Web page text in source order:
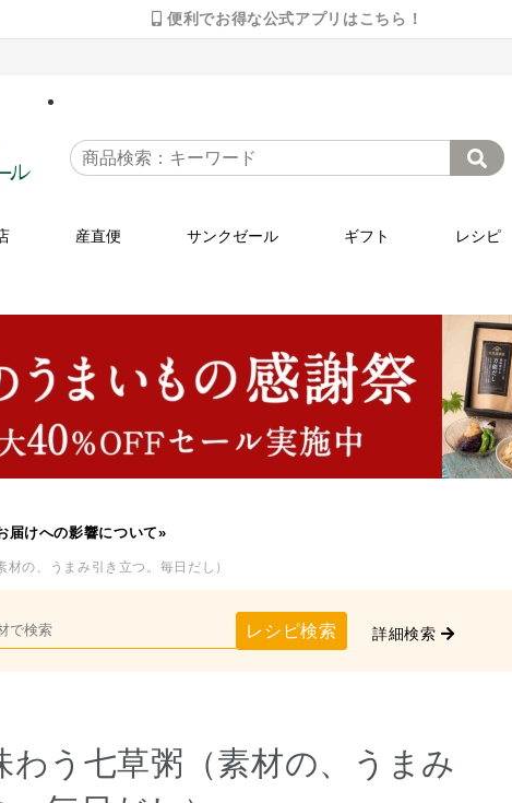
便利でお得な公式アプリはこちら！
産直便 サンクゼール ギフト レシピ
届けへの影響について»
の、うまみ引き立つ。毎日だし）
レシピ検索 詳細検索
わう七草粥（素材の、うまみ